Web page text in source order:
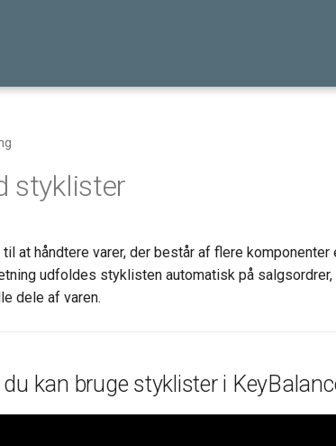
styklister
at håndtere varer, der består af flere komponenter
udfoldes styklisten automatisk på salgsordrer,
dele af varen.
kan bruge styklister i